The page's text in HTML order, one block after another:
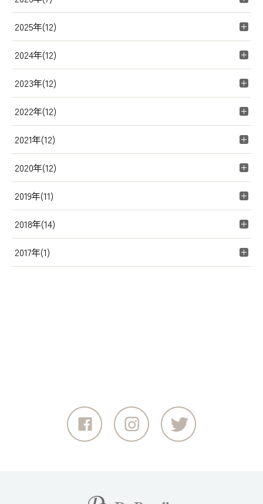
2025年(12)
2024年(12)
2023年(12)
2022年(12)
2021年(12)
2020年(12)
2019年(11)
2018年(14)
2017年(1)